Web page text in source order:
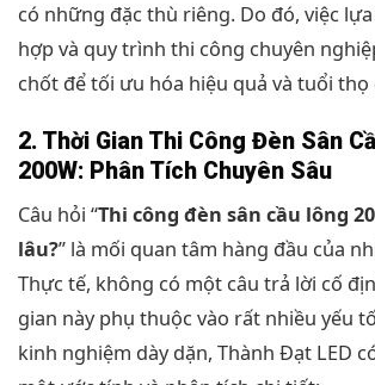
có những đặc thù riêng. Do đó, việc
hợp và quy trình thi công chuyên
chốt để tối ưu hóa hiệu quả và tuổi thọ
2. Thời Gian Thi Công Đèn Sân
200W: Phân Tích Chuyên Sâu
Câu hỏi “Thi công đèn sân cầu lông
lâu?” là mối quan tâm hàng đầu của
Thực tế, không có một câu trả lời cố
gian này phụ thuộc vào rất nhiều yếu
kinh nghiệm dày dặn, Thành Đạt LED